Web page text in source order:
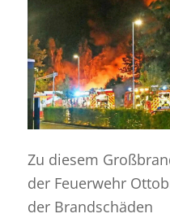
Zu diesem
der Feuerwehr
der Brandschäden